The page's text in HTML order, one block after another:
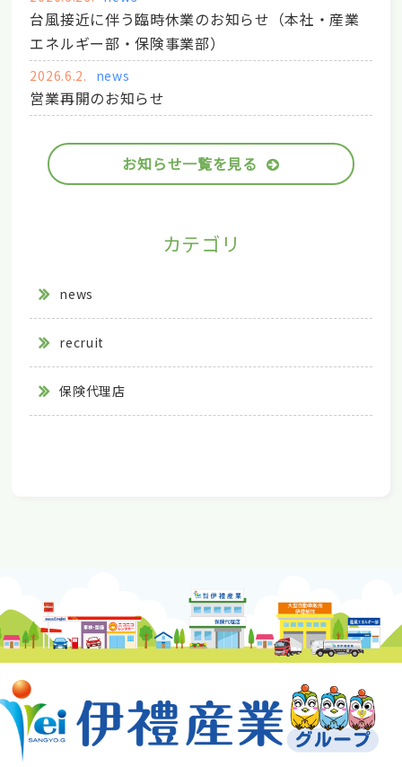
台風接近に伴う臨時休業のお知らせ（本社・産業
エネルギー部・保険事業部）
2026.6.2. news
営業再開のお知らせ
お知らせ一覧を見る
カテゴリ
news
recruit
保険代理店